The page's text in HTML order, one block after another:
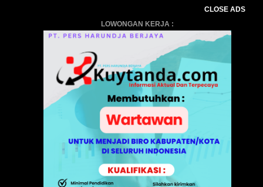
CLOSE ADS
LOWONGAN KERJA :